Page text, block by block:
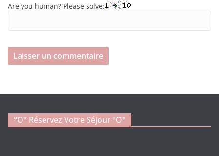
Are you human? Please solve:
°o° Réservez Votre Séjour °O°